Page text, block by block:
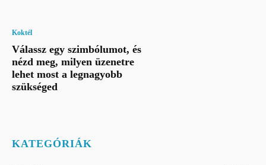
Koktél
Válassz egy szimbólumot, és
nézd meg, milyen üzenetre
lehet most a legnagyobb
szükséged
KATEGÓRIÁK